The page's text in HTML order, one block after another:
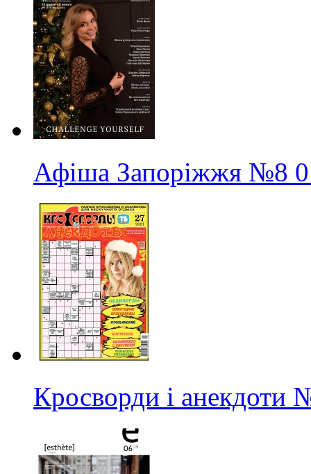
Афіша Запоріжжя №8
Кросворди і анекдоти